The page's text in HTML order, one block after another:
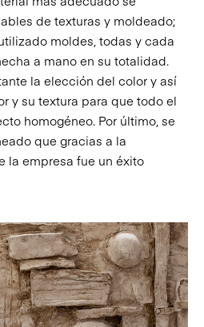
de texturas y moldeado;
moldes, todas y cada
a mano en su totalidad.
la elección del color y así
y su textura para que todo el
homogéneo. Por último, se
que gracias a la
la empresa fue un éxito